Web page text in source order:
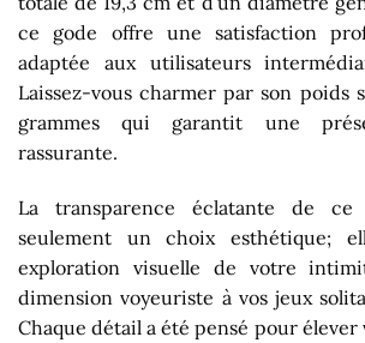
ce gode offre une satisfaction
adaptée aux utilisateurs
Laissez-vous charmer par son poids
grammes qui garantit une
rassurante.
La transparence éclatante de ce
seulement un choix esthétique;
exploration visuelle de votre
dimension voyeuriste à vos jeux
Chaque détail a été pensé pour élever